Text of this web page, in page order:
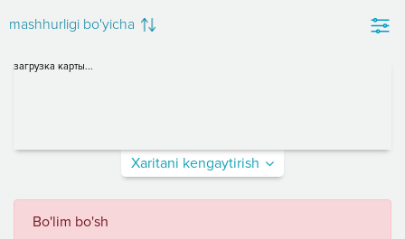
mashhurligi bo'yicha
загрузка карты...
Xaritani kengaytirish
Bo'lim bo'sh